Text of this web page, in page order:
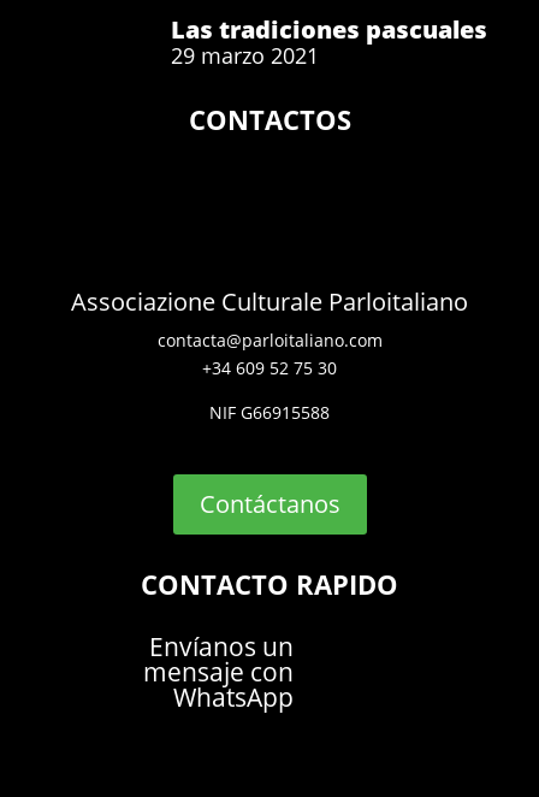
Las tradiciones pascuales
29 marzo 2021
CONTACTOS
Associazione Culturale Parloitaliano
contacta@parloitaliano.com
+34 609 52 75 30
NIF G66915588
Contáctanos
CONTACTO RAPIDO
Envíanos un
mensaje con
WhatsApp